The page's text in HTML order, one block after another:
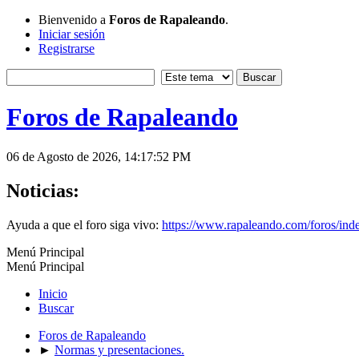
Bienvenido a Foros de Rapaleando.
Iniciar sesión
Registrarse
Foros de Rapaleando
06 de Agosto de 2026, 14:17:52 PM
Noticias:
Ayuda a que el foro siga vivo: https://www.rapaleando.com/foros/
Menú Principal
Menú Principal
Inicio
Buscar
Foros de Rapaleando
► Normas y presentaciones.